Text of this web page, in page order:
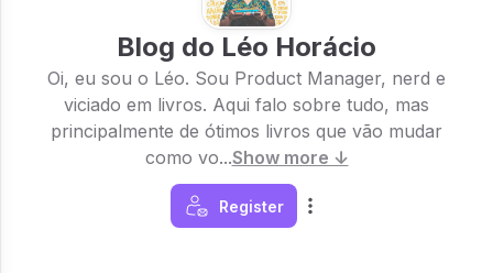
Blog do Léo Horácio
Oi, eu sou o Léo. Sou Product Manager, nerd e
viciado em livros. Aqui falo sobre tudo, mas
principalmente de ótimos livros que vão mudar
como vo...Show more ↓
Register